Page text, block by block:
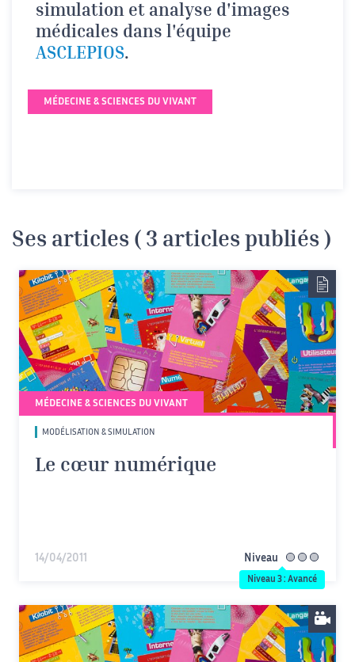
simulation et analyse d'images
médicales dans l'équipe
ASCLEPIOS.
MÉDECINE & SCIENCES DU VIVANT
Ses articles ( 3 articles publiés )
MÉDECINE & SCIENCES DU VIVANT
MODÉLISATION & SIMULATION
Le cœur numérique
14/04/2011 Niveau avancé
Niveau 3 : Avancé